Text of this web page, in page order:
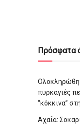
Πρόσφατα
πυρκαγιές
“κόκκινα”
Αχαΐα: